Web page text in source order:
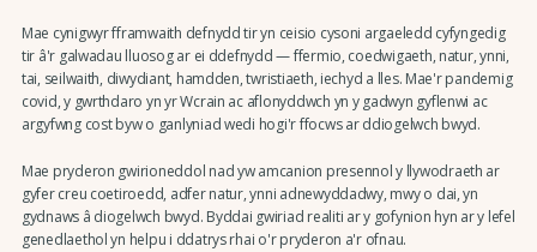
Mae cynigwyr fframwaith defnydd tir yn ceisio cysoni argaeledd cyfyngedig
tir â'r galwadau lluosog ar ei ddefnydd — ffermio, coedwigaeth, natur, ynni,
tai, seilwaith, diwydiant, hamdden, twristiaeth, iechyd a lles. Mae'r pandemig
covid, y gwrthdaro yn yr Wcrain ac aflonyddwch yn y gadwyn gyflenwi ac
argyfwng cost byw o ganlyniad wedi hogi'r ffocws ar ddiogelwch bwyd.
Mae pryderon gwirioneddol nad yw amcanion presennol y llywodraeth ar
gyfer creu coetiroedd, adfer natur, ynni adnewyddadwy, mwy o dai, yn
gydnaws â diogelwch bwyd. Byddai gwiriad realiti ar y gofynion hyn ar y lefel
genedlaethol yn helpu i ddatrys rhai o'r pryderon a'r ofnau.